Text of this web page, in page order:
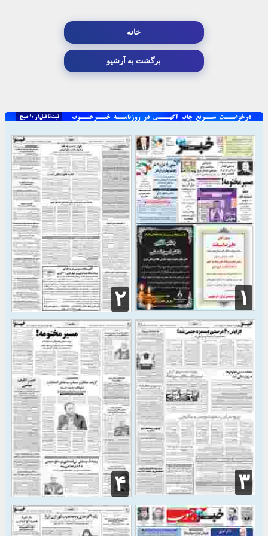
خانه
برگشت به آرشیو
۱ ۲
۳ ۴